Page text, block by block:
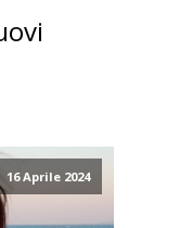
16 Aprile 2024